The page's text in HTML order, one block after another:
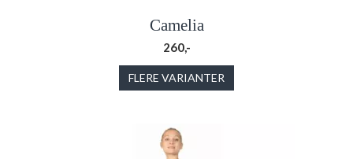
Camelia
260,-
FLERE VARIANTER